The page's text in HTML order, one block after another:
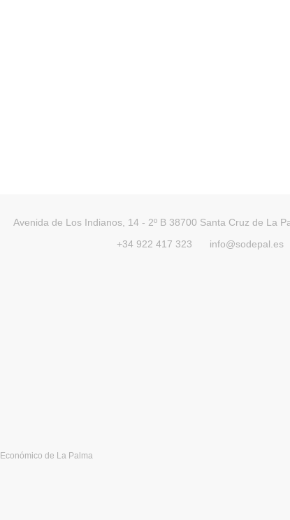
Avenida de Los Indianos, 14 - 2º B 38700 Santa Cruz de La
+34 922 417 323
info@sodepal.es
de La Palma